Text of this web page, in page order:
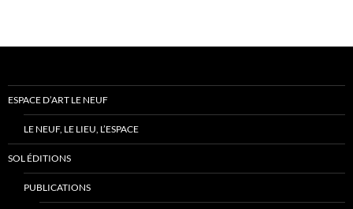
ESPACE D’ART LE NEUF
LE NEUF, LE LIEU, L’ESPACE
SOL ÉDITIONS
PUBLICATIONS